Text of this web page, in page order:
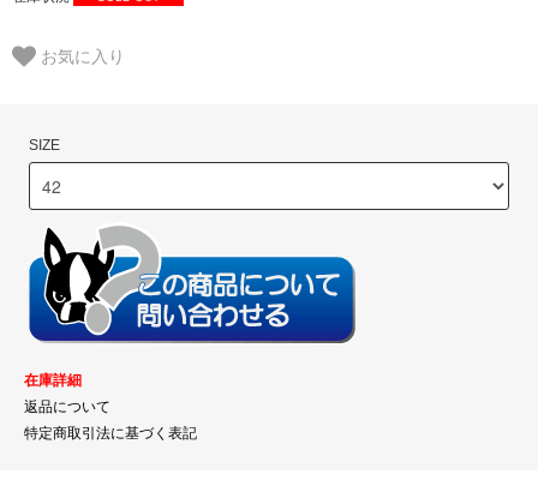
お気に入り
SIZE
在庫詳細
返品について
特定商取引法に基づく表記